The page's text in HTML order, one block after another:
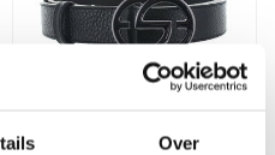
Over